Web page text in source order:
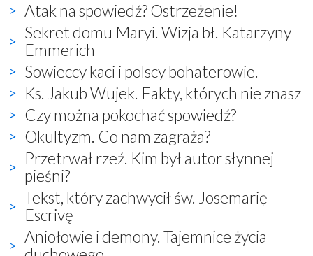
Atak na spowiedź? Ostrzeżenie!
Sekret domu Maryi. Wizja bł. Katarzyny
Emmerich
Sowieccy kaci i polscy bohaterowie.
Ks. Jakub Wujek. Fakty, których nie znasz
Czy można pokochać spowiedź?
Okultyzm. Co nam zagraża?
Przetrwał rzeź. Kim był autor słynnej
pieśni?
Tekst, który zachwycił św. Josemarię
Escrivę
Aniołowie i demony. Tajemnice życia